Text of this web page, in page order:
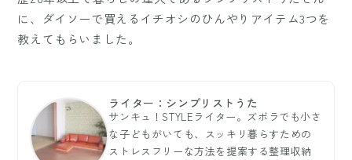
に、ダイソーで買えるイチオシのひんやりアイテム3つを
教えてもらいました。
ライター：シンプリストうた
サンキュ！STYLEライター。ズボラでも小さ
な子どもがいても、スッキリ暮らすための
ストレスフリーな方法を提案する整理収納